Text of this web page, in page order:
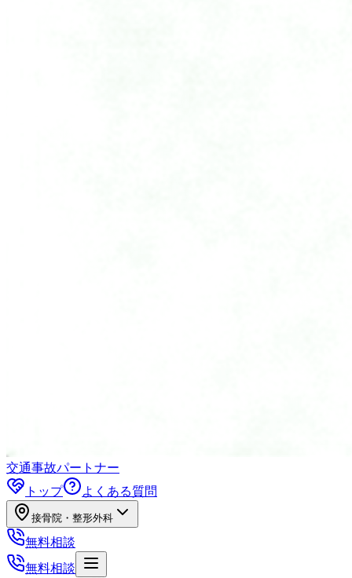
交通事故パートナー
トップ
よくある質問
接骨院・整形外科
無料相談
無料相談